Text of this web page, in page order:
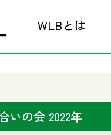
WLBとは
いの会 2022年